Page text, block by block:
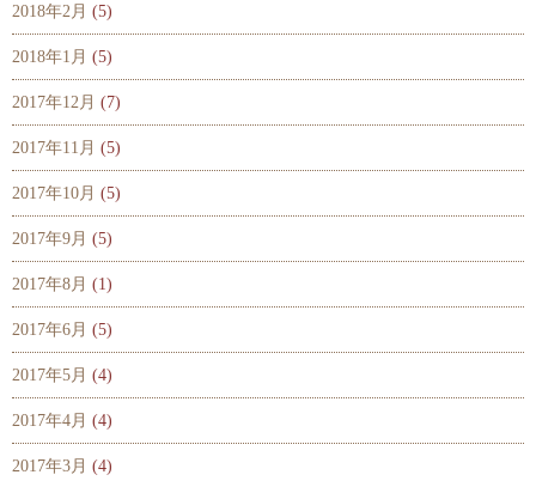
2018年2月 (5)
2018年1月 (5)
2017年12月 (7)
2017年11月 (5)
2017年10月 (5)
2017年9月 (5)
2017年8月 (1)
2017年6月 (5)
2017年5月 (4)
2017年4月 (4)
2017年3月 (4)